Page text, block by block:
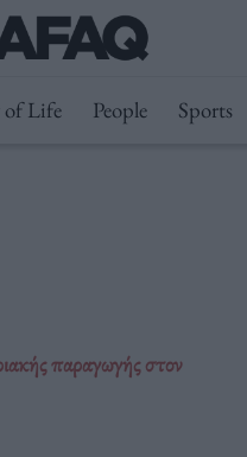
of Life People Sports
παραγωγής στον